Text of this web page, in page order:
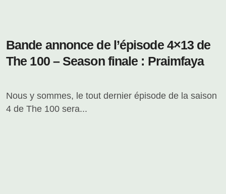
Bande annonce de l’épisode 4×13 de
The 100 – Season finale : Praimfaya
Nous y sommes, le tout dernier épisode de la saison
4 de The 100 sera...